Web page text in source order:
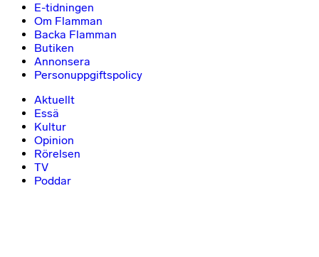
E-tidningen
Om Flamman
Backa Flamman
Butiken
Annonsera
Personuppgiftspolicy
Aktuellt
Essä
Kultur
Opinion
Rörelsen
TV
Poddar